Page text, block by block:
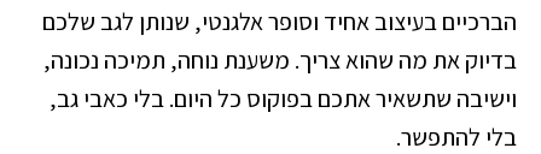
הברכיים בעיצוב אחיד וסופר אלגנטי, שנותן לגב שלכם
בדיוק את מה שהוא צריך. משענת נוחה, תמיכה נכונה,
וישיבה שתשאיר אתכם בפוקוס כל היום. בלי כאבי גב,
בלי להתפשר.